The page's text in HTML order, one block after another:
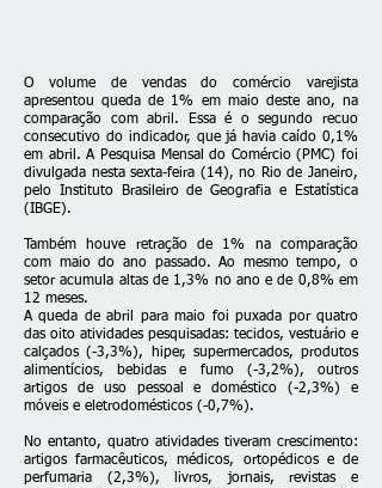
O volume de vendas do comércio varejista
apresentou queda de 1% em maio deste ano, na
comparação com abril. Essa é o segundo recuo
consecutivo do indicador, que já havia caído 0,1%
em abril. A Pesquisa Mensal do Comércio (PMC) foi
divulgada nesta sexta-feira (14), no Rio de Janeiro,
pelo Instituto Brasileiro de Geografia e Estatística
(IBGE).
Também houve retração de 1% na comparação
com maio do ano passado. Ao mesmo tempo, o
setor acumula altas de 1,3% no ano e de 0,8% em
12 meses.
A queda de abril para maio foi puxada por quatro
das oito atividades pesquisadas: tecidos, vestuário e
calçados (-3,3%), hiper, supermercados, produtos
alimentícios, bebidas e fumo (-3,2%), outros
artigos de uso pessoal e doméstico (-2,3%) e
móveis e eletrodomésticos (-0,7%).
No entanto, quatro atividades tiveram crescimento:
artigos farmacêuticos, médicos, ortopédicos e de
perfumaria (2,3%), livros, jornais, revistas e